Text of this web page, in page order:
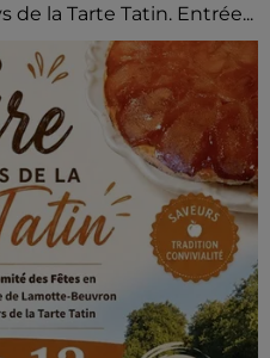
de la Tarte Tatin. Entrée...